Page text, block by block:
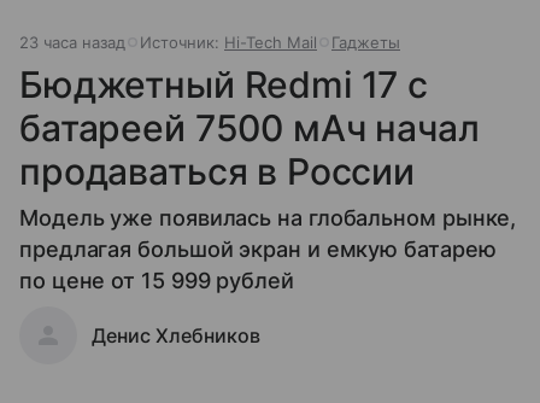
23 часа назад Источник: Hi-Tech Mail Гаджеты
Бюджетный Redmi 17 с
батареей 7500 мАч начал
продаваться в России
Модель уже появилась на глобальном рынке,
предлагая большой экран и емкую батарею
по цене от 15 999 рублей
Денис Хлебников